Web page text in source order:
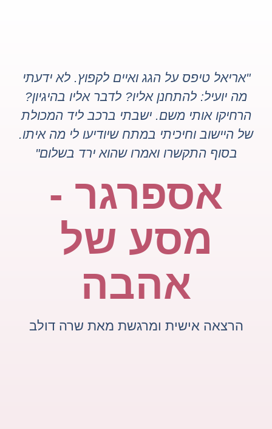
"אריאל טיפס על הגג ואיים לקפוץ. לא ידעתי
מה יועיל: להתחנן אליו? לדבר אליו בהיגיון?
הרחיקו אותי משם. ישבתי ברכב ליד המכולת
של היישוב וחיכיתי במתח שיודיעו לי מה איתו.
בסוף התקשרו ואמרו שהוא ירד בשלום"
אספרגר -
מסע של
אהבה
הרצאה אישית ומרגשת מאת שרה דולב